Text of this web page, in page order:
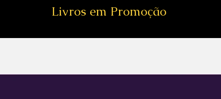
Livros em Promoção